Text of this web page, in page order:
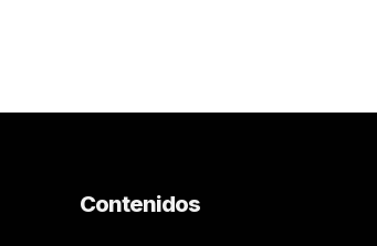
Contenidos